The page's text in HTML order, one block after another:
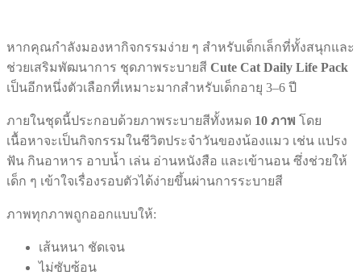
หากคุณกำลังมองหากิจกรรมง่าย ๆ สำหรับเด็กเล็กที่ทั้งสนุกและ
ช่วยเสริมพัฒนาการ ชุดภาพระบายสี Cute Cat Daily Life Pack
เป็นอีกหนึ่งตัวเลือกที่เหมาะมากสำหรับเด็กอายุ 3–6 ปี
ภายในชุดนี้ประกอบด้วยภาพระบายสีทั้งหมด 10 ภาพ โดย
เนื้อหาจะเป็นกิจกรรมในชีวิตประจำวันของน้องแมว เช่น แปรง
ฟัน กินอาหาร อาบน้ำ เล่น อ่านหนังสือ และเข้านอน ซึ่งช่วยให้
เด็ก ๆ เข้าใจเรื่องรอบตัวได้ง่ายขึ้นผ่านการระบายสี
ภาพทุกภาพถูกออกแบบให้:
เส้นหนา ชัดเจน
ไม่ซับซ้อน